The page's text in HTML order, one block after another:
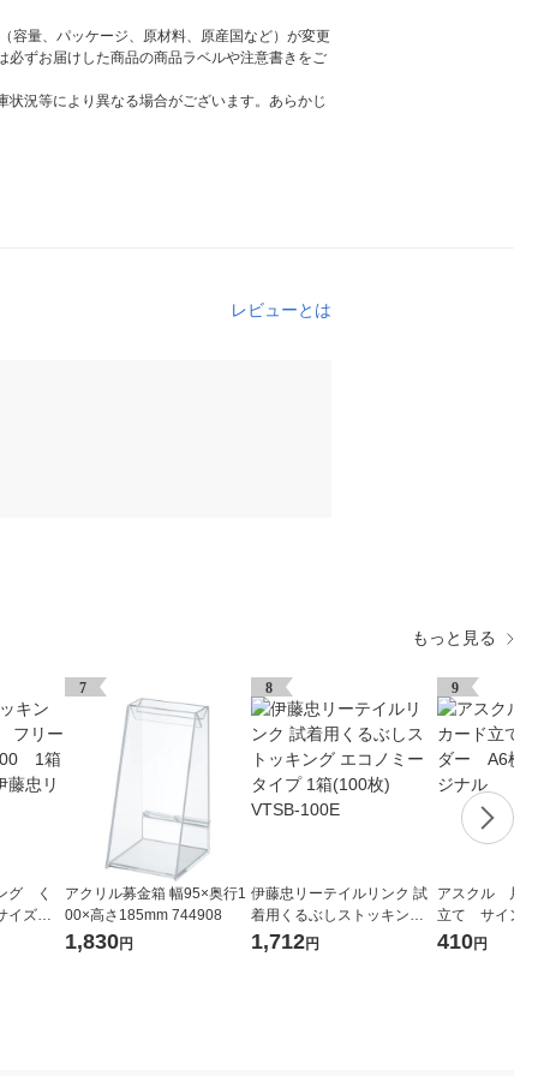
容量、パッケージ、原材料、原産国など）が変更
ずお届けした商品の商品ラベルや注意書きをご
況等により異なる場合がございます。あらかじ
レビューとは
もっと見る
グ く
イズ V
入）
7
アクリル募金箱 幅95×奥行1
00×高さ185mm 744908
1,830円
8
伊藤忠リーテイルリンク 試
着用くるぶしストッキング
エコノミータイプ 1箱(100
1,712円
9
アスクル 片
立て サイン
横 1個 オリ
410円